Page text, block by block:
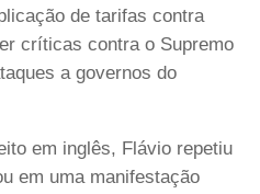
de tarifas contra
críticas contra o Supremo
a governos do
em inglês, Flávio repetiu
em uma manifestação